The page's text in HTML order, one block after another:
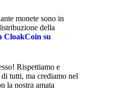
monete sono in
della
CloakCoin su
Rispettiamo e
tutti, ma crediamo nel
la nostra amata